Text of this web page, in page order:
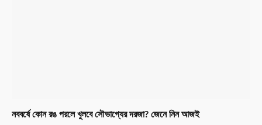
নববর্ষে কোন রঙ পরলে খুলবে সৌভাগ্যের দরজা? জেনে নিন আজই